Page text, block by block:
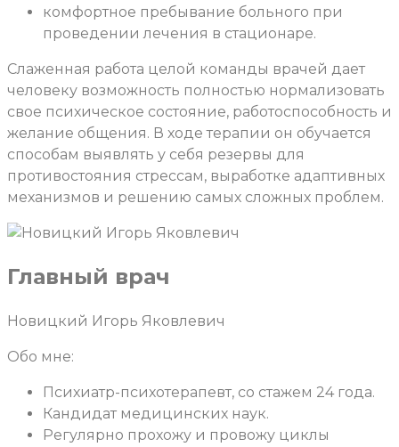
комфортное пребывание больного при
проведении лечения в стационаре.
Слаженная работа целой команды врачей дает
человеку возможность полностью нормализовать
свое психическое состояние, работоспособность и
желание общения. В ходе терапии он обучается
способам выявлять у себя резервы для
противостояния стрессам, выработке адаптивных
механизмов и решению самых сложных проблем.
Главный врач
Новицкий Игорь Яковлевич
Обо мне:
Психиатр-психотерапевт, со стажем 24 года.
Кандидат медицинских наук.
Регулярно прохожу и провожу циклы